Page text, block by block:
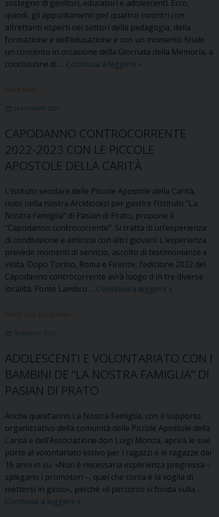
sostegno di genitori, educatori e adolescenti. Ecco,
quindi, gli appuntamenti per quattro incontri con
altrettanti esperti nei settori della pedagogia, della
formazione e dell’educazione e con un momento finale
un concento in occasione della Giornata della Memoria, a
conclusione di … Continua a leggere Pasian
–
Una
proposta
per
giovani
e
adulti
»
QUICK NEWS
14 DICEMBRE 2022
CAPODANNO CONTROCORRENTE
2022-2023 CON LE PICCOLE
APOSTOLE DELLA CARITÀ
L’istituto secolare delle Piccole Apostole della Carità,
noto nella nostra Arcidiocesi per gestire l’Istituto “La
Nostra Famiglia” di Pasian di Prato, propone il
“Capodanno controcorrente”. Si tratta di un’esperienza
di condivisione e amicizia con altri giovani. L’esperienza
prevede momenti di servizio, ascolto di testimonianze e
visita. Dopo Torino, Roma e Firenze, l’edizione 2022 del
Capodanno controcorrente avrà luogo d in tre diverse
località: Ponte Lambro … Continua a leggere Capodanno
Piccole
Apostole
»
ESTATE 2022 QUICK NEWS
19 MAGGIO 2022
ADOLESCENTI E VOLONTARIATO CON I
BAMBINI DE “LA NOSTRA FAMIGLIA” DI
PASIAN DI PRATO
Anche quest’anno La Nostra Famiglia, con il supporto
organizzativo della comunità delle Piccole Apostole della
Carità e dell’Associazione don Luigi Monza, aprirà le sue
porte al volontariato estivo per i ragazzi e le ragazze dai
16 anni in su. «Non è necessaria esperienza pregressa –
spiegano i promotori –, quel che conta è la voglia di
mettersi in gioco», perché «il percorso si fonda sulla …
Continua a leggere Adolescenti
»